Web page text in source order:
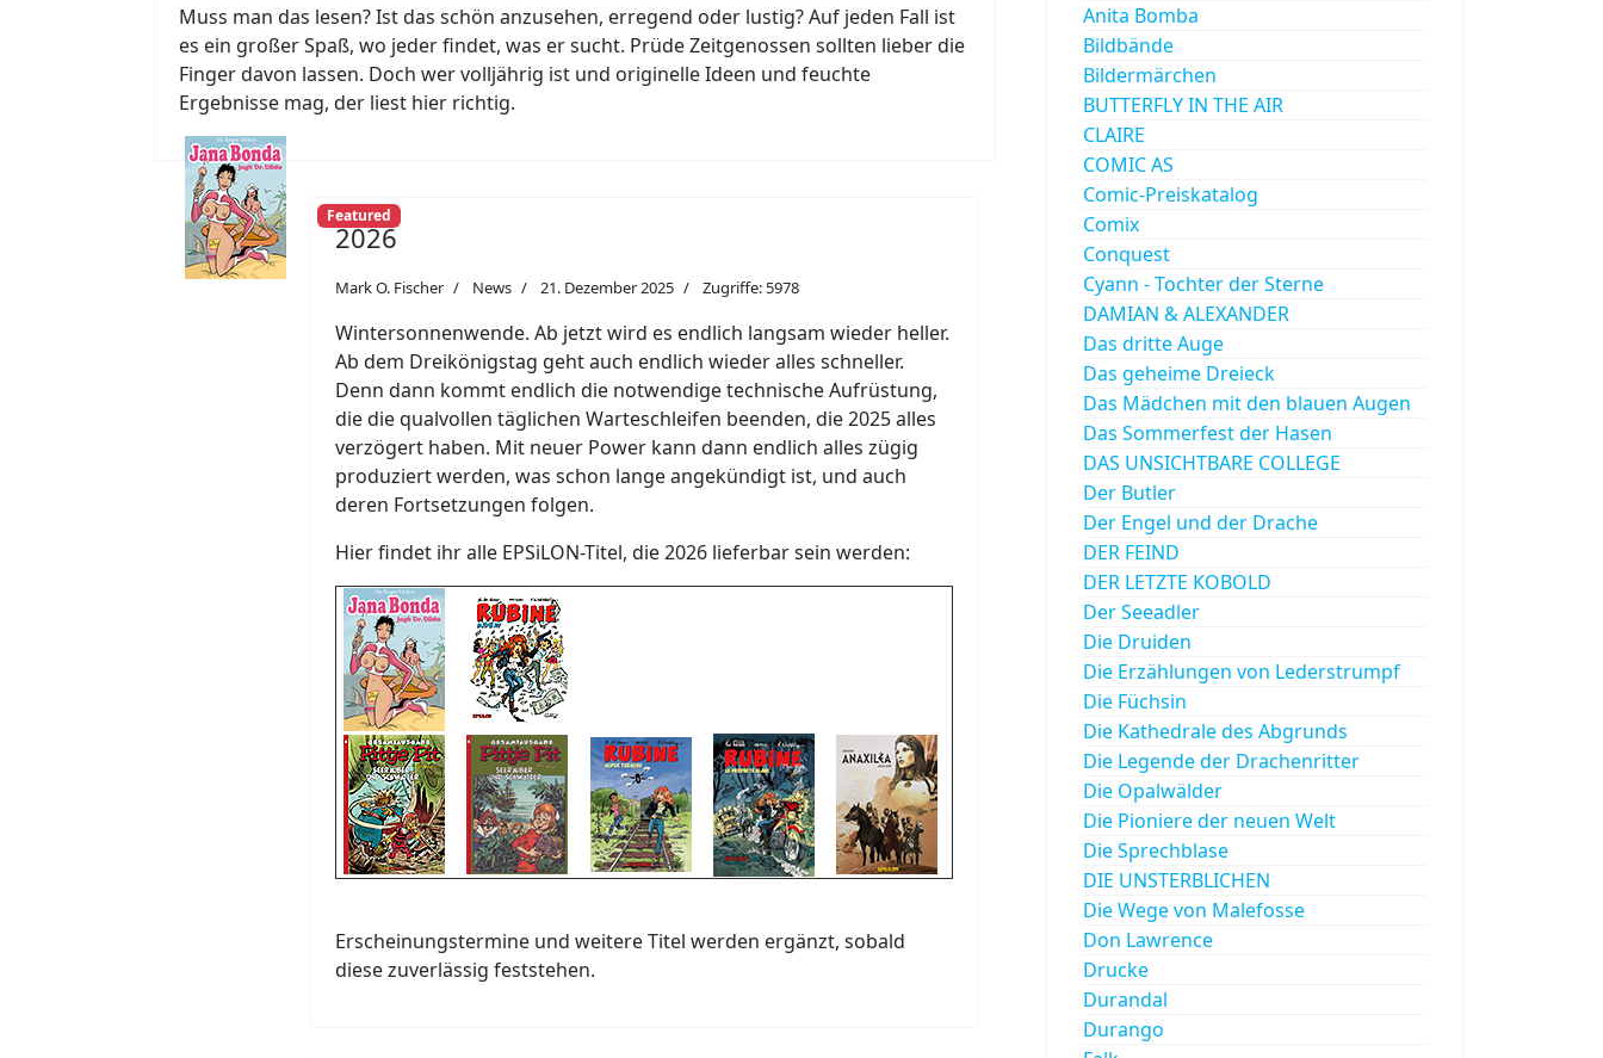
Muss man das lesen? Ist das schön anzusehen, erregend oder lustig? Auf jeden Fall ist
es ein großer Spaß, wo jeder findet, was er sucht. Prüde Zeitgenossen sollten lieber die
Finger davon lassen. Doch wer volljährig ist und originelle Ideen und feuchte
Ergebnisse mag, der liest hier richtig.
Featured
2026
Mark O. Fischer News 21. Dezember 2025 Zugriffe: 5978
Wintersonnenwende. Ab jetzt wird es endlich langsam wieder heller.
Ab dem Dreikönigstag geht auch endlich wieder alles schneller.
Denn dann kommt endlich die notwendige technische Aufrüstung,
die die qualvollen täglichen Warteschleifen beenden, die 2025 alles
verzögert haben. Mit neuer Power kann dann endlich alles zügig
produziert werden, was schon lange angekündigt ist, und auch
deren Fortsetzungen folgen.
Hier findet ihr alle EPSiLON-Titel, die 2026 lieferbar sein werden:
Erscheinungstermine und weitere Titel werden ergänzt, sobald
diese zuverlässig feststehen.
Anita Bomba
Bildbände
Bildermärchen
BUTTERFLY IN THE AIR
CLAIRE
COMIC AS
Comic-Preiskatalog
Comix
Conquest
Cyann - Tochter der Sterne
DAMIAN & ALEXANDER
Das dritte Auge
Das geheime Dreieck
Das Mädchen mit den blauen Augen
Das Sommerfest der Hasen
DAS UNSICHTBARE COLLEGE
Der Butler
Der Engel und der Drache
DER FEIND
DER LETZTE KOBOLD
Der Seeadler
Die Druiden
Die Erzählungen von Lederstrumpf
Die Füchsin
Die Kathedrale des Abgrunds
Die Legende der Drachenritter
Die Opalwälder
Die Pioniere der neuen Welt
Die Sprechblase
DIE UNSTERBLICHEN
Die Wege von Malefosse
Don Lawrence
Drucke
Durandal
Durango